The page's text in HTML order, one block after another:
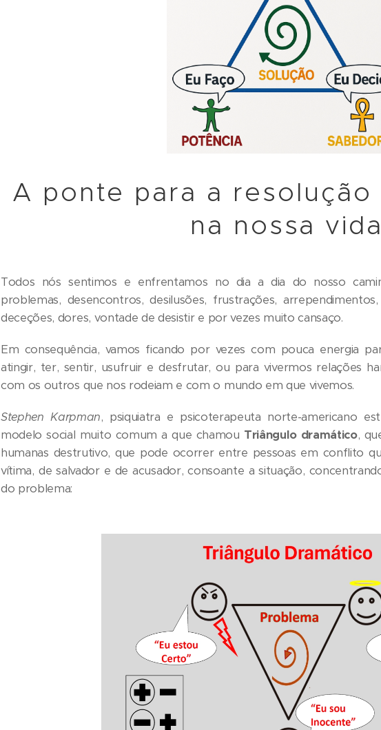
A ponte para a resolução
na nossa vida
Todos nós sentimos e enfrentamos no dia a dia do nosso
problemas, desencontros, desilusões, frustrações,
deceções, dores, vontade de desistir e por vezes muito cansaço.
Em consequência, vamos ficando por vezes com pouca energia
atingir, ter, sentir, usufruir e desfrutar, ou para vivermos relações
com os outros que nos rodeiam e com o mundo em que vivemos.
Stephen Karpman, psiquiatra e psicoterapeuta norte-americano
modelo social muito comum a que chamou Triângulo dramático,
humanas destrutivo, que pode ocorrer entre pessoas em conflito
vítima, de salvador e de acusador, consoante a situação,
do problema: